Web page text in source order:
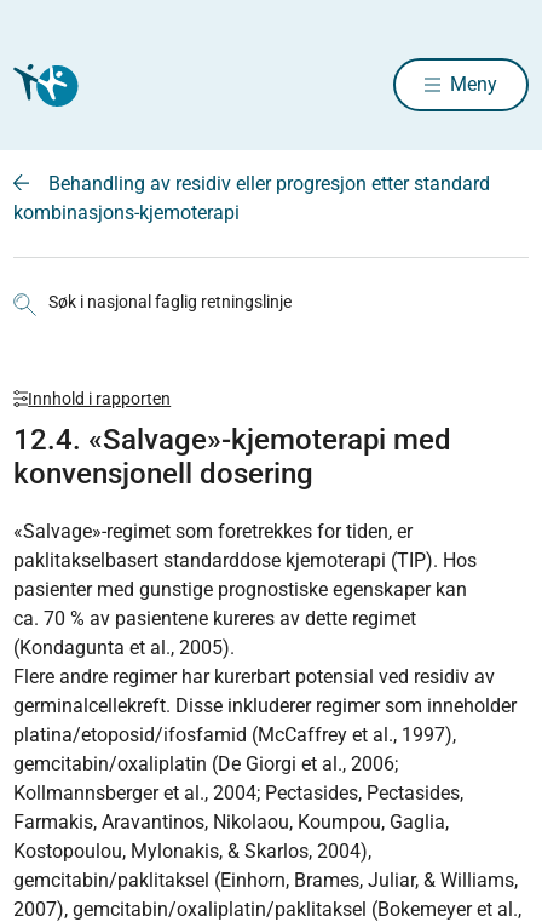
Meny
Behandling av residiv eller progresjon etter standard
kombinasjons-kjemoterapi
Søk i nasjonal faglig retningslinje
Innhold i rapporten
12.4. «Salvage»-kjemoterapi med
konvensjonell dosering
«Salvage»-regimet som foretrekkes for tiden, er
paklitakselbasert standarddose kjemoterapi (TIP). Hos
pasienter med gunstige prognostiske egenskaper kan
ca. 70 % av pasientene kureres av dette regimet
(Kondagunta et al., 2005).
Flere andre regimer har kurerbart potensial ved residiv av
germinalcellekreft. Disse inkluderer regimer som inneholder
platina/etoposid/ifosfamid (McCaffrey et al., 1997),
gemcitabin/oxaliplatin (De Giorgi et al., 2006;
Kollmannsberger et al., 2004; Pectasides, Pectasides,
Farmakis, Aravantinos, Nikolaou, Koumpou, Gaglia,
Kostopoulou, Mylonakis, & Skarlos, 2004),
gemcitabin/paklitaksel (Einhorn, Brames, Juliar, & Williams,
2007), gemcitabin/oxaliplatin/paklitaksel (Bokemeyer et al.,